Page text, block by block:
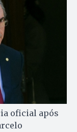
oficial após